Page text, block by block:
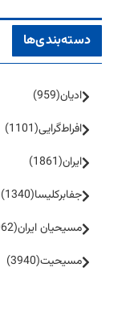
دسته‌بندی‌ها
ادیان(959)
افراط‌گرایی(1101)
ایران(1861)
جفا‌بر‌کلیسا(1340)
مسیحیان ایران(1062)
مسیحیت(3940)